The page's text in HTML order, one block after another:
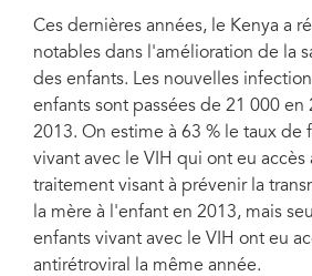
Ces dernières années, le Kenya a
notables dans l'amélioration de la
des enfants. Les nouvelles
enfants sont passées de 21 000 en
2013. On estime à 63 % le taux de
vivant avec le VIH qui ont eu accès
traitement visant à prévenir la
la mère à l'enfant en 2013, mais
enfants vivant avec le VIH ont eu
antirétroviral la même année.